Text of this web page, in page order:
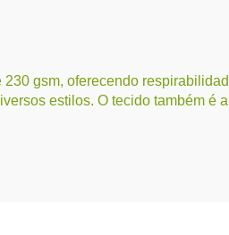
gsm, oferecendo
estilos. O tecido também é